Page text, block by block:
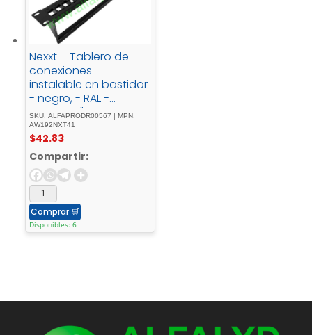
Nexxt – Tablero de
conexiones –
instalable en bastidor
- negro, - RAL -
90052U19"48 -
puertos
SKU: ALFAPRODR00567 | MPN:
AW192NXT41
$42.83
Compartir:
Comprar 🛒
Disponibles: 6